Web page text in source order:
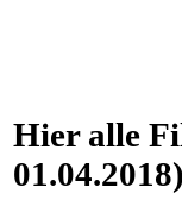
Hier alle